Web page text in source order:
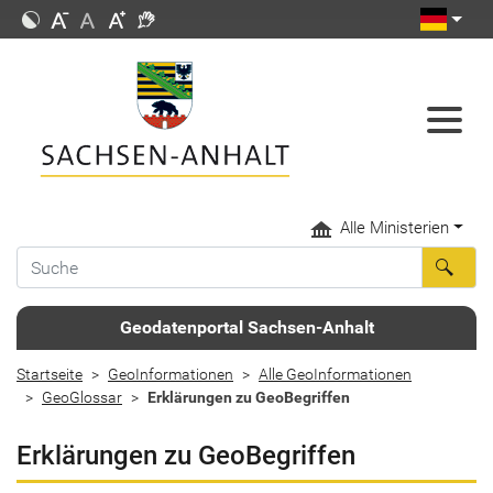
Alle Ministerien
Geodatenportal Sachsen-Anhalt
Startseite GeoInformationen
Alle GeoInformationen
GeoGlossar
Erklärungen zu GeoBegriffen
Erklärungen zu GeoBegriffen